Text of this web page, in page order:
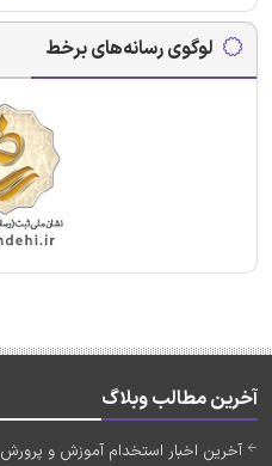
لوگوی رسانه‌های برخط
آخرین مطالب وبلاگ
آخرین اخبار استخدام آموزش و پرورش 1405 (به زودی)